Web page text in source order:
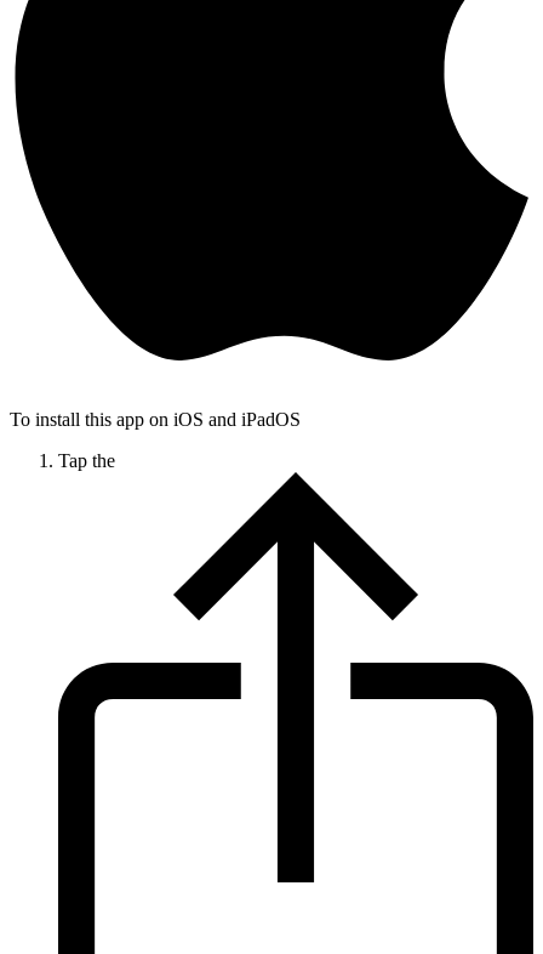
To install this app on iOS and iPadOS
Tap the